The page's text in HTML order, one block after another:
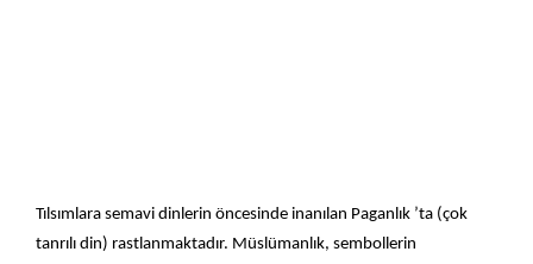
Tılsımlara semavi dinlerin öncesinde inanılan Paganlık ’ta (çok
tanrılı din) rastlanmaktadır. Müslümanlık, sembollerin